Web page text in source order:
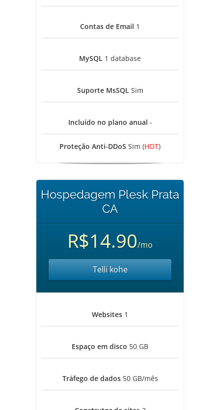
Contas de Email 1
MySQL 1 database
Suporte MsSQLSim
Incluído no plano anual -
Proteção Anti-DDoS Sim (HOT)
Hospedagem Plesk Prata
CA
R$14.90/mo
Telli kohe
Websites 1
Espaço em disco 50 GB
Tráfego de dados50 GB/mês